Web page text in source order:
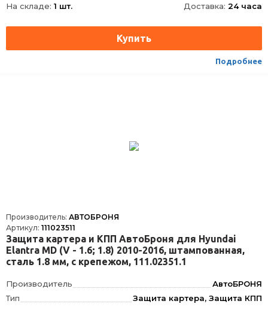
Материал
Сталь, Сталь
Объём двигателя
V - 1.5
Крепеж в комплекте
На складе: 1 шт. Доставка: 24 часа
Подробнее
Производитель: АВТОБРОНЯ
Артикул: 111023511
Защита картера и КПП АвтоБроня для Hyundai
Elantra MD (V - 1.6; 1.8) 2010-2016, штампованная,
сталь 1.8 мм, с крепежом, 111.02351.1
Производитель
АвтоБРОНЯ
Тип
Защита картера, Защита КПП